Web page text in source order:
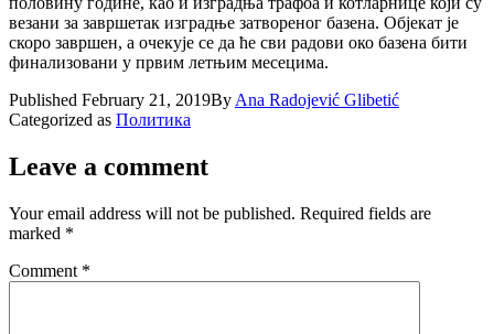
везани за завршетак изградње затвореног базена. Објекат је
скоро завршен, а очекује се да ће сви радови око базена бити
финализовани у првим летњим месецима.
Published February 21, 2019By Ana Radojević Glibetić
Categorized as Политика
Leave a comment
Your email address will not be published. Required fields are
marked *
Comment *